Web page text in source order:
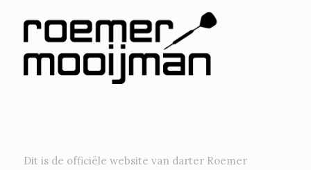
Dit is de officiële website van darter Roemer